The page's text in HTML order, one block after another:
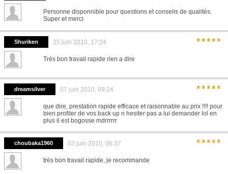
Personne disponnible pour questions et conseils de qualités.
Super et merci
Shuriken 25 juin 2010, 17:24 *****
Trés bon travail rapide rien a dire
dreamsilver 07 juin 2010, 09:24 *****
que dire, prestation rapide efficace et raisonnable au prix !!!! pour
bien profiter de vos back up n hesiter pas a lui demander lol en
plus il est bogosse mdrrrrrr
choubaka1960 03 juin 2010, 06:37 *****
très bon travail rapide, je recommande